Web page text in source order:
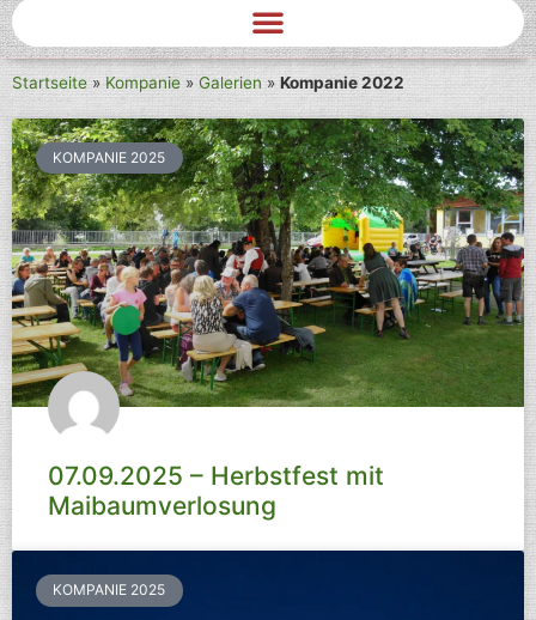
Startseite »Kompanie » Galerien » Kompanie 2022
KOMPANIE 2025
07.09.2025 – Herbstfest mit
Maibaumverlosung
KOMPANIE 2025